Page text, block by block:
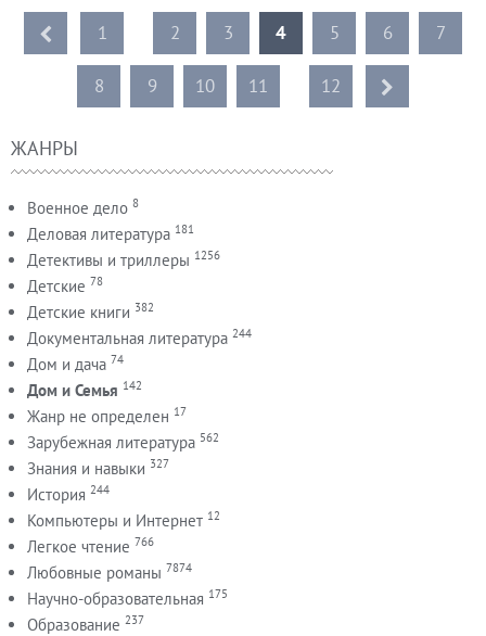
1 2 3 4 5 6 7
8 9 10 11 12
ЖАНРЫ
Военное дело 8
Деловая литература 181
Детективы и триллеры 1256
Детские 78
Детские книги 382
Документальная литература 244
Дом и дача 74
Дом и Семья 142
Жанр не определен 17
Зарубежная литература 562
Знания и навыки 327
История 244
Компьютеры и Интернет 12
Легкое чтение 766
Любовные романы 7874
Научно-образовательная 175
Образование 237